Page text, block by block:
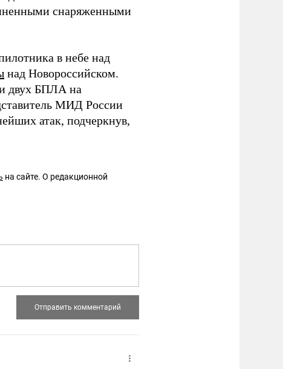
снаряженными
в небе над
над Новороссийском.
двух БПЛА на
МИД России
атак, подчеркнув,
на сайте. О редакционной